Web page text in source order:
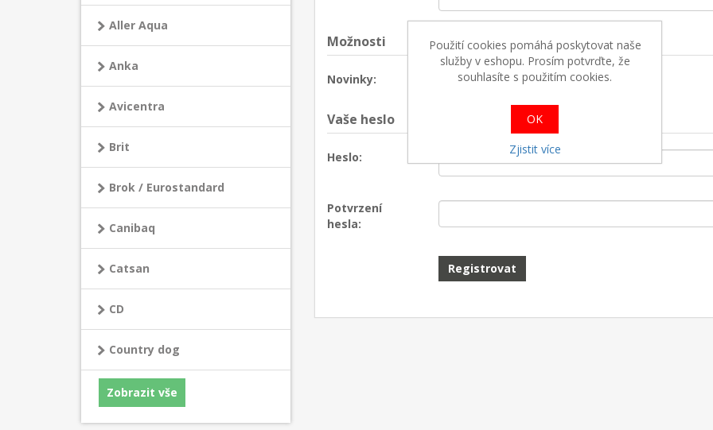
Aller Aqua
Anka
Avicentra
Brit
Brok / Eurostandard
Canibaq
Catsan
CD
Country dog
Zobrazit vše
Možnosti
Novinky:
Vaše heslo
Heslo:
Potvrzení
hesla:
Použití cookies pomáhá poskytovat naše
služby v eshopu. Prosím potvrďte, že
souhlasíte s použitím cookies.
OK
Zjistit více